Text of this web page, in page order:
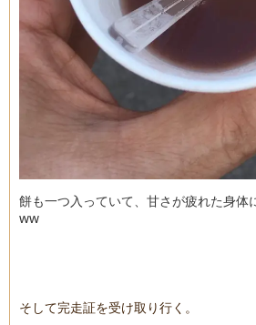
餅も一つ入っていて、甘さが疲れた身体
ww
そして完走証を受け取り行く。